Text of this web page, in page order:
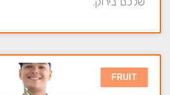
FRUIT